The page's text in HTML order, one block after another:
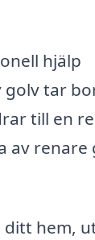
hjälp
golv tar
till en
av renare
hem,